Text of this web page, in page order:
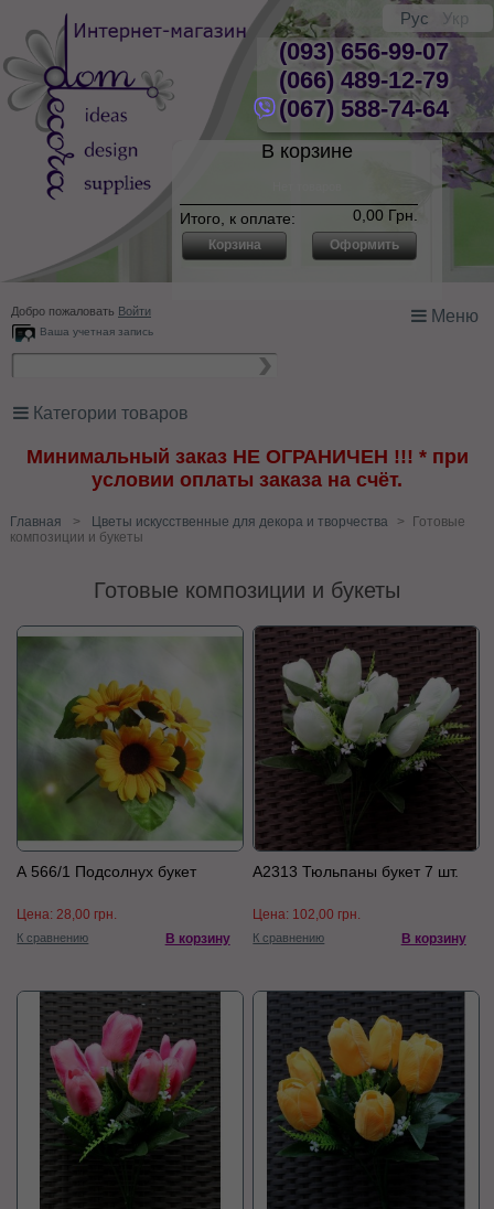
Рус Укр
(093) 656-99-07
(066) 489-12-79
(067) 588-74-64
В корзине
0,00 Грн.
Итого, к оплате:
Корзина Оформить
Добро пожаловать Войти
Ваша учетная запись
Меню
Категории товаров
Минимальный заказ НЕ ОГРАНИЧЕН !!! * при
условии оплаты заказа на счёт.
Главная > Цветы искусственные для декора и творчества >
Готовые
композиции и букеты
Готовые композиции и букеты
А 566/1 Подсолнух букет
Цена:28,00 грн.
К сравнению В корзину
А2313 Тюльпаны букет 7 шт.
Цена: 102,00 грн.
К сравнению В корзину